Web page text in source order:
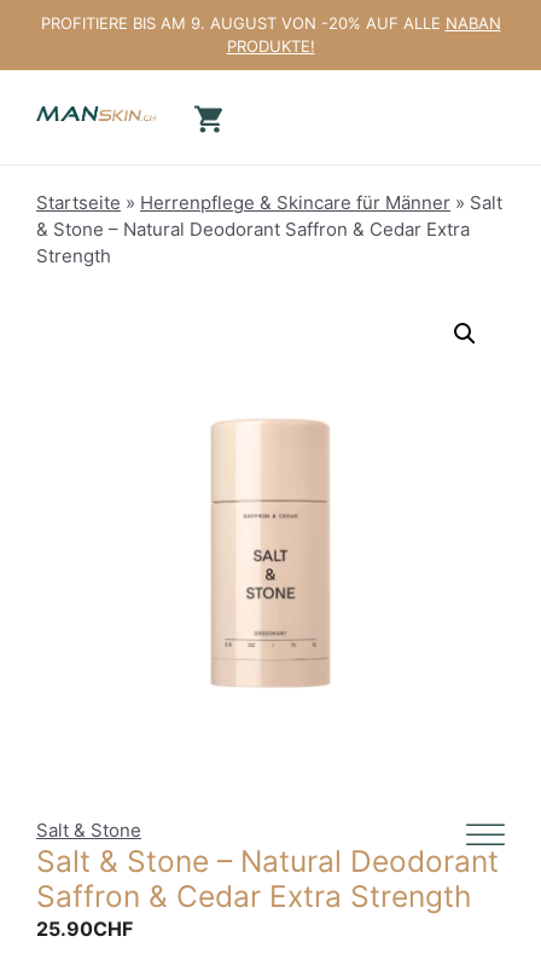
springen
PROFITIERE BIS AM 9. AUGUST VON -20% AUF ALLE NABAN
PRODUKTE!
Startseite » Herrenpflege & Skincare für Männer » Salt
& Stone – Natural Deodorant Saffron & Cedar Extra
Strength
Salt & Stone
Salt & Stone – Natural Deodorant
Saffron & Cedar Extra Strength
25.90CHF